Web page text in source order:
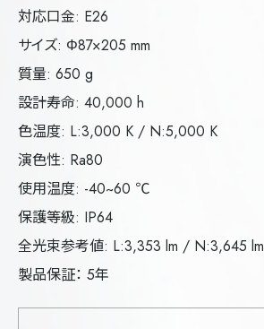
対応口金: E26
サイズ: Φ87×205 mm
質量: 650 g
設計寿命: 40,000 h
色温度: L:3,000 K / N:5,000 K
演色性: Ra80
使用温度: -40~60 ℃
保護等級: IP64
全光束参考値: L:3,353 lm / N:3,645 lm
製品保証： 5年